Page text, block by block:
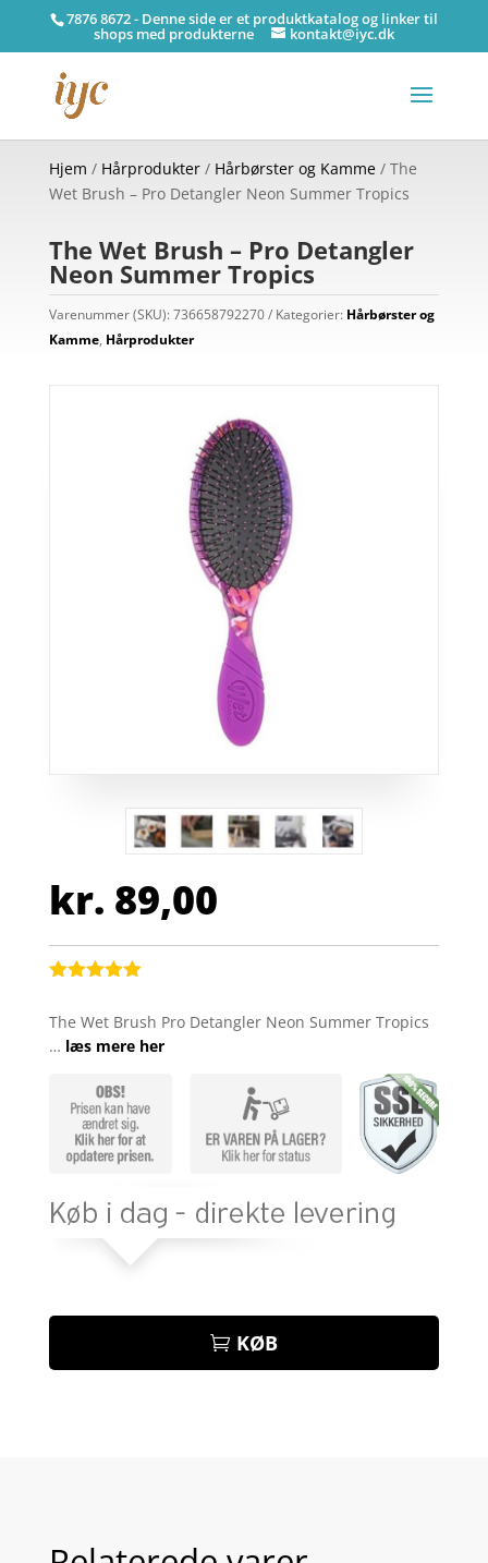
7876 8672 - Denne side er et produktkatalog og linker til
shops med produkterne kontakt@iyc.dk
Hjem / Hårprodukter/ Hårbørster og Kamme/ The
Wet Brush – Pro Detangler Neon Summer Tropics
The Wet Brush – Pro Detangler
Neon Summer Tropics
Varenummer (SKU):736658792270 Kategorier: Hårbørster og
Kamme, Hårprodukter
kr. 89,00
af 5
baseret på
The Wet Brush Pro Detangler Neon Summer Tropics
… læs mere her
KØB